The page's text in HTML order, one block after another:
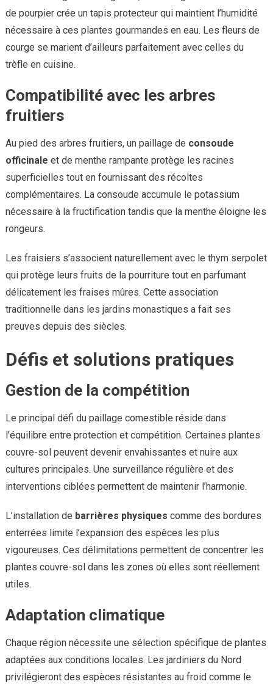
de pourpier crée un tapis protecteur qui maintient l’humidité
nécessaire à ces plantes gourmandes en eau. Les fleurs de
courge se marient d’ailleurs parfaitement avec celles du
trèfle en cuisine.
Compatibilité avec les arbres
fruitiers
Au pied des arbres fruitiers, un paillage de consoude
officinale et de menthe rampante protège les racines
superficielles tout en fournissant des récoltes
complémentaires. La consoude accumule le potassium
nécessaire à la fructification tandis que la menthe éloigne les
rongeurs.
Les fraisiers s’associent naturellement avec le thym serpolet
qui protège leurs fruits de la pourriture tout en parfumant
délicatement les fraises mûres. Cette association
traditionnelle dans les jardins monastiques a fait ses
preuves depuis des siècles.
Défis et solutions pratiques
Gestion de la compétition
Le principal défi du paillage comestible réside dans
l’équilibre entre protection et compétition. Certaines plantes
couvre-sol peuvent devenir envahissantes et nuire aux
cultures principales. Une surveillance régulière et des
interventions ciblées permettent de maintenir l’harmonie.
L’installation de barrières physiques comme des bordures
enterrées limite l’expansion des espèces les plus
vigoureuses. Ces délimitations permettent de concentrer les
plantes couvre-sol dans les zones où elles sont réellement
utiles.
Adaptation climatique
Chaque région nécessite une sélection spécifique de plantes
adaptées aux conditions locales. Les jardiniers du Nord
privilégieront des espèces résistantes au froid comme le